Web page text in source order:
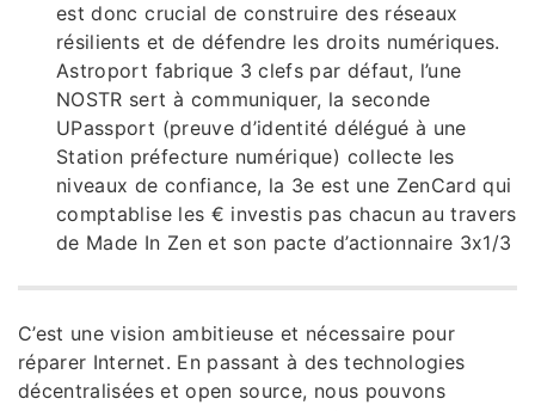
est donc crucial de construire des réseaux
résilients et de défendre les droits numériques.
Astroport fabrique 3 clefs par défaut, l’une
NOSTR sert à communiquer, la seconde
UPassport (preuve d’identité délégué à une
Station préfecture numérique) collecte les
niveaux de confiance, la 3e est une ZenCard qui
comptablise les € investis pas chacun au travers
de Made In Zen et son pacte d’actionnaire 3x1/3
C’est une vision ambitieuse et nécessaire pour
réparer Internet. En passant à des technologies
décentralisées et open source, nous pouvons